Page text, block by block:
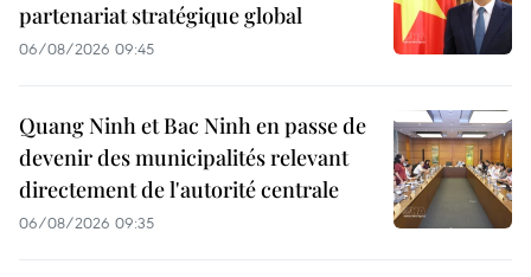
partenariat stratégique global
06/08/2026 09:45
Quang Ninh et Bac Ninh en passe de
devenir des municipalités relevant
directement de l'autorité centrale
06/08/2026 09:35